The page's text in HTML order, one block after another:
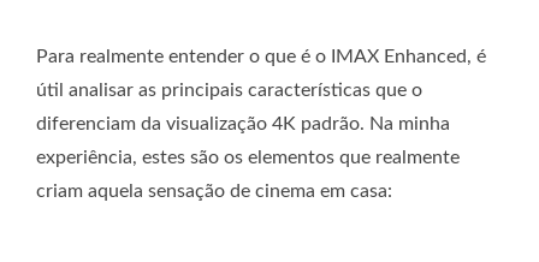
Para realmente entender o que é o IMAX Enhanced, é
útil analisar as principais características que o
diferenciam da visualização 4K padrão. Na minha
experiência, estes são os elementos que realmente
criam aquela sensação de cinema em casa: